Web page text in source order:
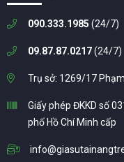
090.333.1985 (24/7)
09.87.87.0217(24/7)
Trụ sở: 1269/17
Giấy phép ĐKKD số
phố Hồ Chí Minh cấp